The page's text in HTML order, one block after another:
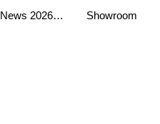
News 2026… Showroom